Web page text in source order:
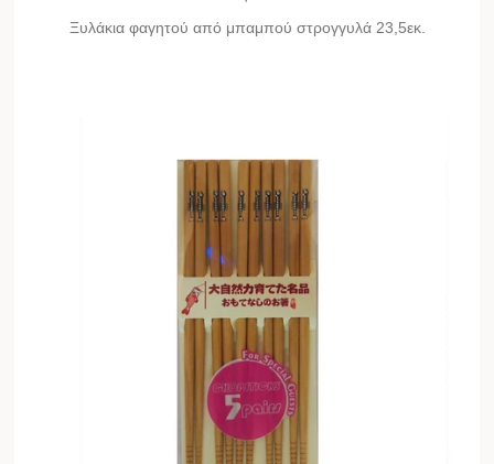
Ξυλάκια φαγητού από μπαμπού στρογγυλά 23,5εκ.